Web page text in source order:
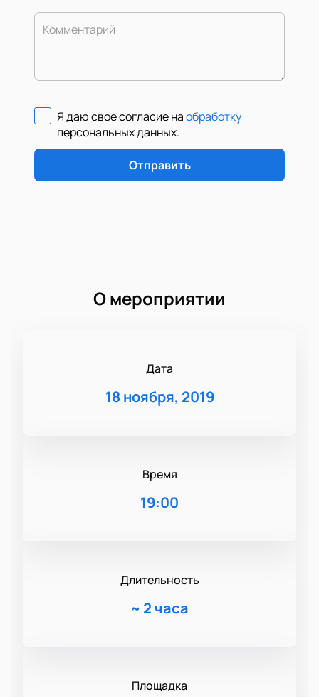
Комментарий
Я даю свое согласие наобработку
персональных данных.
Отправить
О мероприятии
Дата
18 ноября, 2019
Время
19:00
Длительность
~ 2 часа
Площадка